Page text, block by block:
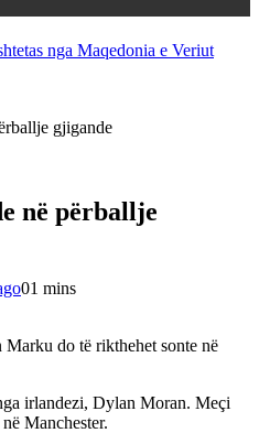
nga Maqedonia e Veriut
gjigande
në përballje
01 mins
do të rikthehet sonte në
irlandezi, Dylan Moran. Meçi
Manchester.